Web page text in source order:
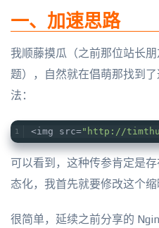
一、加速思路
我顺藤摸瓜（之前那位站长
题），自然就在倡萌那找到
法：
<img src="http://
可以看到，这种传参肯定是
态化，我首先就要修改这个缩
很简单，延续之前分享的